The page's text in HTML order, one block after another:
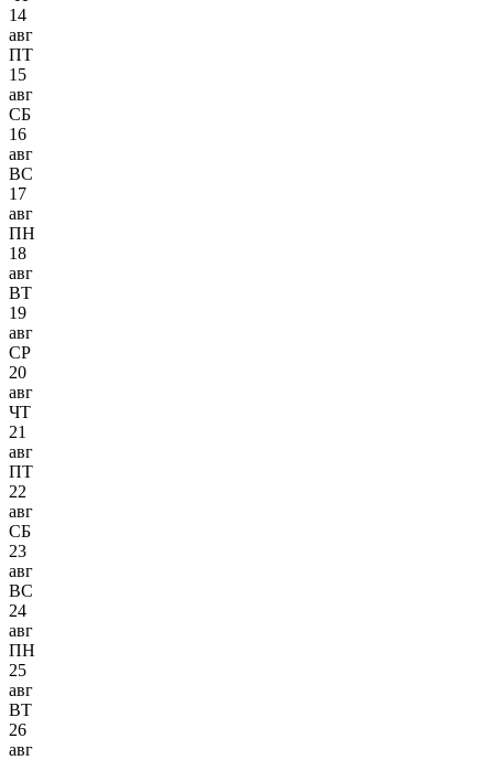
14
авг
ПТ
15
авг
СБ
16
авг
ВС
17
авг
ПН
18
авг
ВТ
19
авг
СР
20
авг
ЧТ
21
авг
ПТ
22
авг
СБ
23
авг
ВС
24
авг
ПН
25
авг
ВТ
26
авг